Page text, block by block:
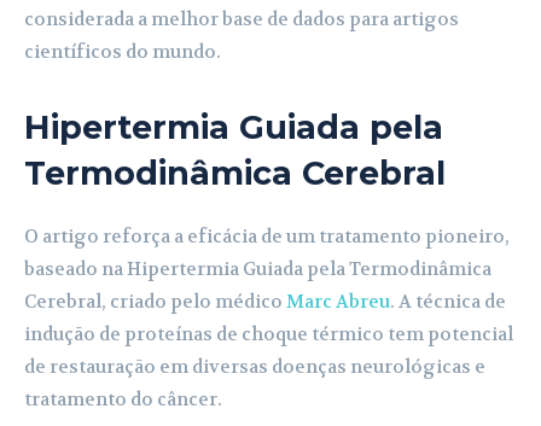
considerada a melhor base de dados para artigos
científicos do mundo.
Hipertermia Guiada pela
Termodinâmica Cerebral
O artigo reforça a eficácia de um tratamento pioneiro,
baseado na Hipertermia Guiada pela Termodinâmica
Cerebral, criado pelo médico Marc Abreu. A técnica de
indução de proteínas de choque térmico tem potencial
de restauração em diversas doenças neurológicas e
tratamento do câncer.